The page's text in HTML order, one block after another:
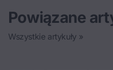
Powiązane
Wszystkie artykuły »